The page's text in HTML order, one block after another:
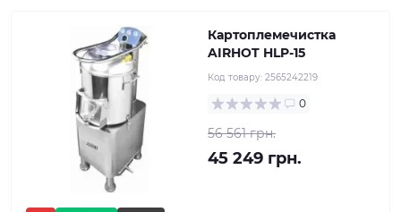
Картоплемечистка
AIRHOT HLP-15
Код товару: 2565242219
0
56 561 грн.
45 249 грн.